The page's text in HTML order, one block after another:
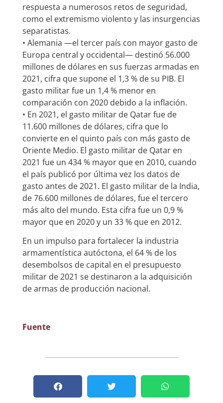
respuesta a numerosos retos de seguridad,
como el extremismo violento y las insurgencias
separatistas.
• Alemania —el tercer país con mayor gasto de
Europa central y occidental— destinó 56.000
millones de dólares en sus fuerzas armadas en
2021, cifra que supone el 1,3 % de su PIB. El
gasto militar fue un 1,4 % menor en
comparación con 2020 debido a la inflación.
• En 2021, el gasto militar de Qatar fue de
11.600 millones de dólares, cifra que lo
convierte en el quinto país con más gasto de
Oriente Medio. El gasto militar de Qatar en
2021 fue un 434 % mayor que en 2010, cuando
el país publicó por última vez los datos de
gasto antes de 2021. El gasto militar de la India,
de 76.600 millones de dólares, fue el tercero
más alto del mundo. Esta cifra fue un 0,9 %
mayor que en 2020 y un 33 % que en 2012.
En un impulso para fortalecer la industria
armamentística autóctona, el 64 % de los
desembolsos de capital en el presupuesto
militar de 2021 se destinaron a la adquisición
de armas de producción nacional.
Fuente